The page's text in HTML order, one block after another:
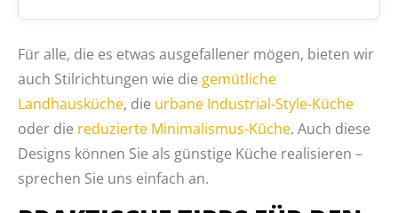
Für alle, die es etwas ausgefallener mögen, bieten wir
auch Stilrichtungen wie die gemütliche
Landhausküche, die urbane Industrial-Style-Küche
oder die reduzierte Minimalismus-Küche. Auch diese
Designs können Sie als günstige Küche realisieren –
sprechen Sie uns einfach an.